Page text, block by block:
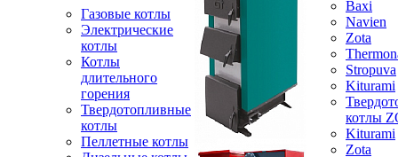
Газовые котлы
Электрические
котлы
Котлы
длительного
горения
Твердотопливные
котлы
Пеллетные котлы
Baxi
Navien
Zota
Stropuva
Kiturami
котлы
Kiturami
Zota